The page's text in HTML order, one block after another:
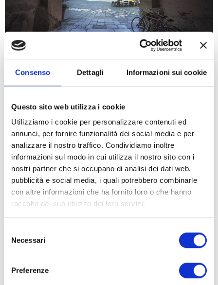
Consenso Dettagli Informazioni sui cookie
Questo sito web utilizza i cookie
Utilizziamo i cookie per personalizzare contenuti ed
annunci, per fornire funzionalità dei social media e per
analizzare il nostro traffico. Condividiamo inoltre
informazioni sul modo in cui utilizza il nostro sito con i
nostri partner che si occupano di analisi dei dati web,
pubblicità e social media, i quali potrebbero combinarle
con altre informazioni che ha fornito loro o che hanno
raccolto dal suo utilizzo dei loro servizi.
delNecessari
Preferenze
Piazza dell'anfiteatro
città; la sua pianta mantiene l’antico tracciato
dell’anfiteatro romano e qui troverete molti bar, negozi,
nonché il mercato settimanale.
Da non perdere il Duomo dedicato a San Martino,
caratteristico per l’asimmetria nella facciata, che si è
dovuta adattare alla torre già esistente. All’interno
potrete ammirare il Monumento Funebre di Ilaria del
Carretto realizzato da Jacopo della Quercia,
vero volto di Gesù e l’Ultima cena del Tintoretto.
Le mura ed i canali della città